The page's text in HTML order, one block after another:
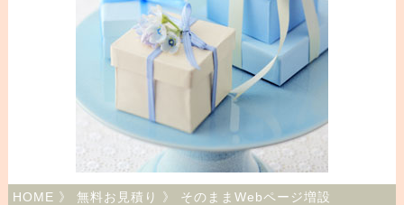
HOME 》 無料お見積り 》 そのままWebページ増設